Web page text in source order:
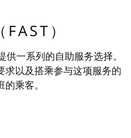
）
一系列的自助服务选择。
求以及搭乘参与这项服务的
乘客。